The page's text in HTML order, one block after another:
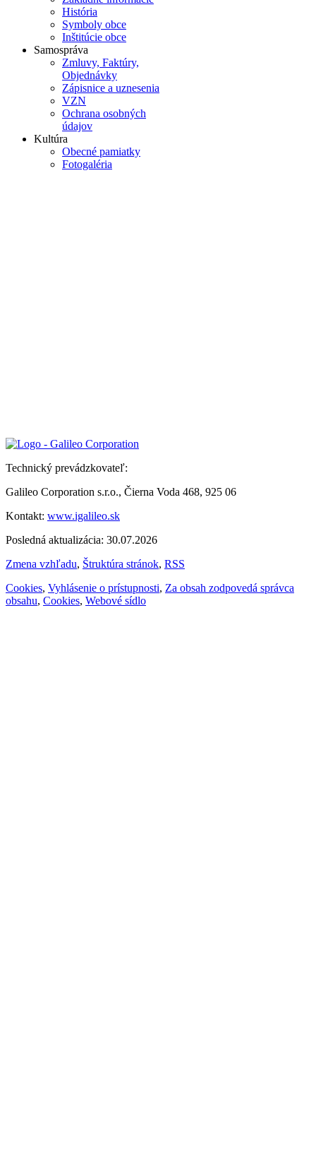
História
Symboly obce
Inštitúcie obce
Samospráva
Zmluvy, Faktúry,
Objednávky
Zápisnice a uznesenia
VZN
Ochrana osobných
údajov
Kultúra
Obecné pamiatky
Fotogaléria
Technický prevádzkovateľ:
Galileo Corporation s.r.o., Čierna Voda 468, 925 06
Kontakt: www.igalileo.sk
Posledná aktualizácia: 30.07.2026
Zmena vzhľadu, Štruktúra stránok, RSS
Cookies, Vyhlásenie o prístupnosti, Za obsah zodpovedá správca
obsahu, Cookies, Webové sídlo